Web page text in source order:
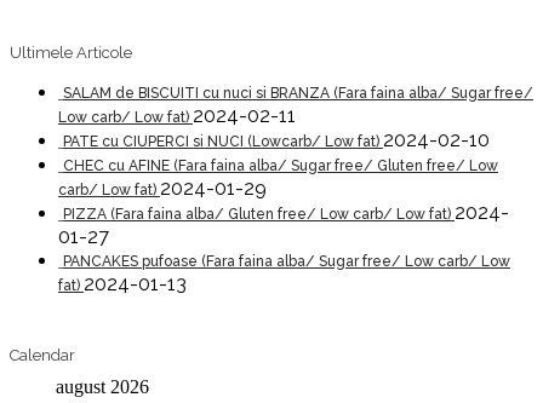
Ultimele Articole
SALAM de BISCUITI cu nuci si BRANZA (Fara faina alba/ Sugar free/
Low carb/ Low fat) 2024-02-11
PATE cu CIUPERCI si NUCI (Lowcarb/ Low fat) 2024-02-10
CHEC cu AFINE (Fara faina alba/ Sugar free/ Gluten free/ Low
carb/ Low fat) 2024-01-29
PIZZA (Fara faina alba/ Gluten free/ Low carb/ Low fat) 2024-
01-27
PANCAKES pufoase (Fara faina alba/ Sugar free/ Low carb/ Low
fat) 2024-01-13
Calendar
august 2026